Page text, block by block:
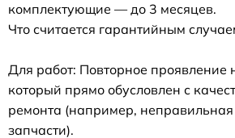
комплектующие — до 3 месяцев.
Что считается гарантийным
Для работ: Повторное проявление
который прямо обусловлен с
ремонта (например, неправильная
запчасти).